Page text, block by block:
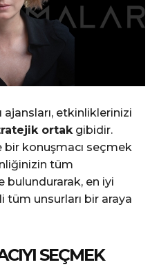
etkinliklerinizi
ortakgibidir.
bir konuşmacı seçmek
tüm
bulundurarak, en iyi
unsurları bir araya
SEÇMEK